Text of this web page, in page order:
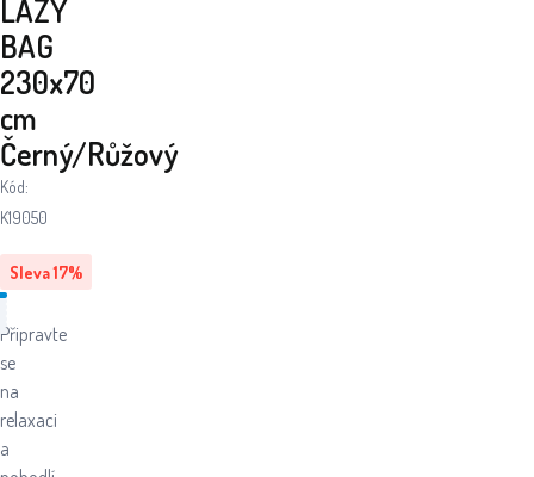
Sleva17%
LAZY
BAG
230x70
cm
Černý/Růžový
Kód:
K19050
Připravte
se
na
relaxaci
a